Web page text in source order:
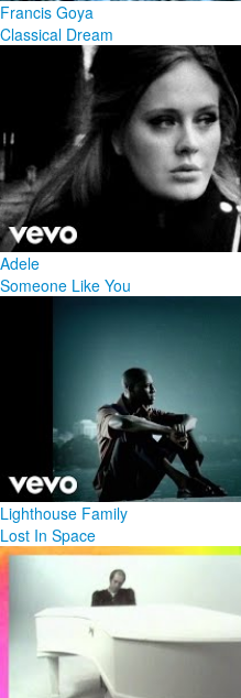
Francis Goya
Classical Dream
Adele
Someone Like You
Lighthouse Family
Lost In Space